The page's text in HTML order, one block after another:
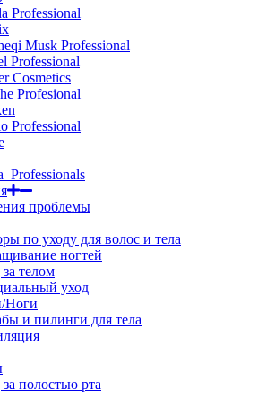
Professional
Musk Professional
Professional
Cosmetics
Profesional
Professional
проблемы
по уходу для волос и тела
ногтей
телом
уход
Ноги
и пилинги для тела
полостью рта